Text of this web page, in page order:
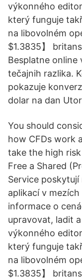
výkonného
který funguje
na libovolném
$1.3835】
Besplatne online
tečajnih razlika.
pokazuje
dolar na dan
You should
how CFDs work
take the high
Free a Shared
Service
aplikací v
informace o
upravovat, ladit
výkonného
který funguje
na libovolném
$1.3835】